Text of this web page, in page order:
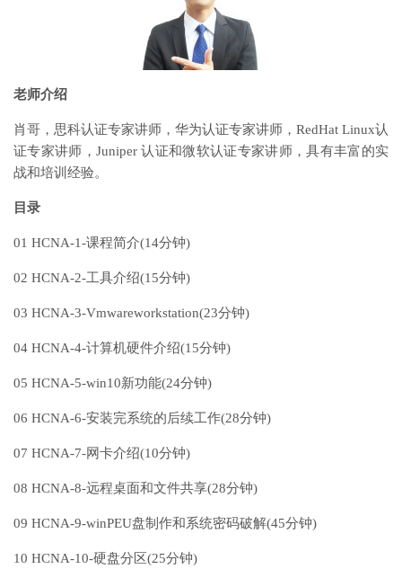
老师介绍
肖哥，思科认证专家讲师，华为认证专家讲师，RedHat Linux认
证专家讲师，Juniper 认证和微软认证专家讲师，具有丰富的实
战和培训经验。
目录
01 HCNA-1-课程简介(14分钟)
02 HCNA-2-工具介绍(15分钟)
03 HCNA-3-Vmwareworkstation(23分钟)
04 HCNA-4-计算机硬件介绍(15分钟)
05 HCNA-5-win10新功能(24分钟)
06 HCNA-6-安装完系统的后续工作(28分钟)
07 HCNA-7-网卡介绍(10分钟)
08 HCNA-8-远程桌面和文件共享(28分钟)
09 HCNA-9-winPEU盘制作和系统密码破解(45分钟)
10 HCNA-10-硬盘分区(25分钟)